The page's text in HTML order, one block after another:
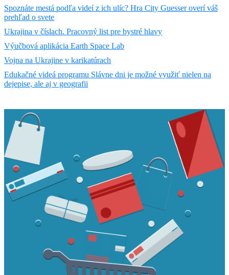
Spoznáte mestá podľa videí z ich ulíc? Hra City Guesser overí váš
prehľad o svete
Ukrajina v číslach. Pracovný list pre bystré hlavy
Výučbová aplikácia Earth Space Lab
Vojna na Ukrajine v karikatúrach
Edukačné videá programu Slávne dni je možné využiť nielen na
dejepise, ale aj v geografii